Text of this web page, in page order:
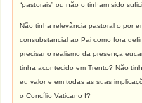
“pastorais” ou não o tinham sido
Não tinha relevância pastoral o por
consubstancial ao Pai como fora
precisar o realismo da presença
tinha acontecido em Trento? Não
eu valor e em todas as suas
o Concílio Vaticano I?